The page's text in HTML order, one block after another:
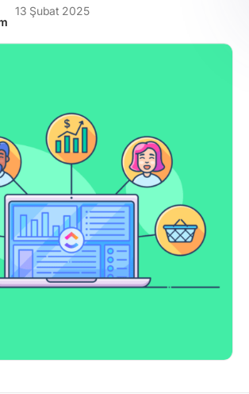
13 Şubat 2025